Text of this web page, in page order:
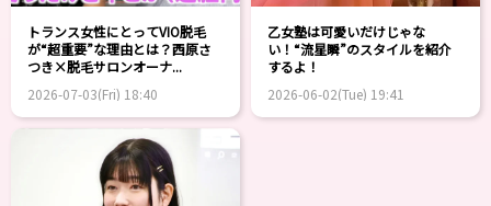
トランス女性にとってVIO脱毛
が“超重要”な理由とは？西原さ
つき×脱毛サロンオーナ...
2026-07-03(Fri) 18:40
乙女塾は可愛いだけじゃな
い！“流星瞬”のスタイルを紹介
するよ！
2026-06-02(Tue) 19:41